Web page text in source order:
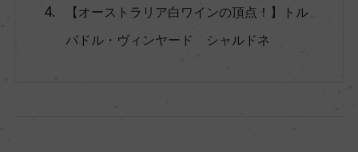
【オーストラリア白ワインの頂点！】トル
パドル・ヴィンヤード シャルドネ